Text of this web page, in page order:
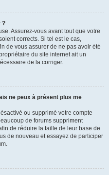
?
Assurez-vous avant tout que votre
corrects. Si tel est le cas,
de vous assurer de ne pas avoir été
du site internet ait un
de la corriger.
ne peux à présent plus me
ou supprimé votre compte
de forums suppriment
de réduire la taille de leur base de
de nouveau et essayez de participer